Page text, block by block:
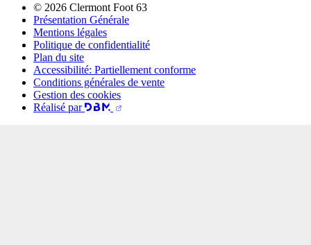
© 2026 Clermont Foot 63
Présentation Générale
Mentions légales
Politique de confidentialité
Plan du site
Accessibilité: Partiellement conforme
Conditions générales de vente
Gestion des cookies
Réalisé par